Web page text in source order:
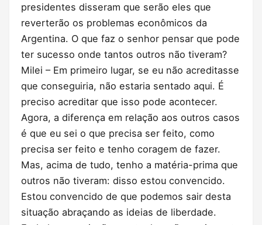
presidentes disseram que serão eles que
reverterão os problemas econômicos da
Argentina. O que faz o senhor pensar que pode
ter sucesso onde tantos outros não tiveram?
Milei – Em primeiro lugar, se eu não acreditasse
que conseguiria, não estaria sentado aqui. É
preciso acreditar que isso pode acontecer.
Agora, a diferença em relação aos outros casos
é que eu sei o que precisa ser feito, como
precisa ser feito e tenho coragem de fazer.
Mas, acima de tudo, tenho a matéria-prima que
outros não tiveram: disso estou convencido.
Estou convencido de que podemos sair desta
situação abraçando as ideias de liberdade.